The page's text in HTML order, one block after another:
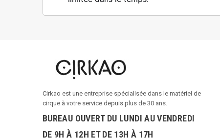
Cirkao est une entreprise spécialisée dans le matériel de
cirque à votre service depuis plus de 30 ans.
BUREAU OUVERT DU LUNDI AU VENDREDI
DE 9H À 12H ET DE 13H À 17H